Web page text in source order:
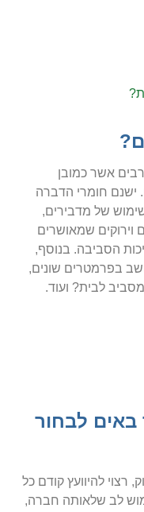
אשר כמובן
ישנם חומרי הדברה
שימוש של מדבירים,
וירוקים שמאושרים
הסביבה. בנוסף,
בפרמטרים שונים,
לבית? ועוד.
לבחור
רצוי להיוועץ קודם כל
לב שלאותה חברה,